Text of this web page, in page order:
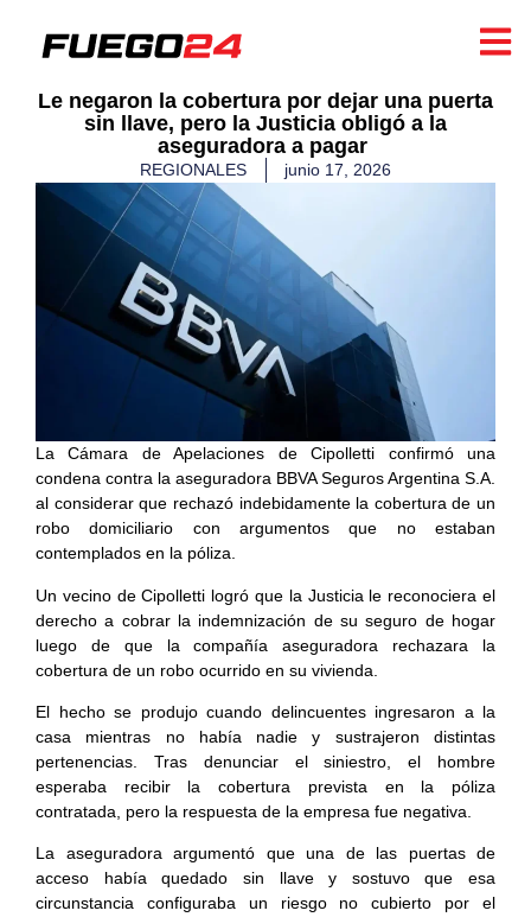
​Le negaron la cobertura por dejar una puerta
sin llave, pero la Justicia obligó a la
aseguradora a pagar
REGIONALES junio 17, 2026
La Cámara de Apelaciones de Cipolletti confirmó una
condena contra la aseguradora BBVA Seguros Argentina S.A.
al considerar que rechazó indebidamente la cobertura de un
robo domiciliario con argumentos que no estaban
contemplados en la póliza.
Un vecino de Cipolletti logró que la Justicia le reconociera el
derecho a cobrar la indemnización de su seguro de hogar
luego de que la compañía aseguradora rechazara la
cobertura de un robo ocurrido en su vivienda.
El hecho se produjo cuando delincuentes ingresaron a la
casa mientras no había nadie y sustrajeron distintas
pertenencias. Tras denunciar el siniestro, el hombre
esperaba recibir la cobertura prevista en la póliza
contratada, pero la respuesta de la empresa fue negativa.
La aseguradora argumentó que una de las puertas de
acceso había quedado sin llave y sostuvo que esa
circunstancia configuraba un riesgo no cubierto por el